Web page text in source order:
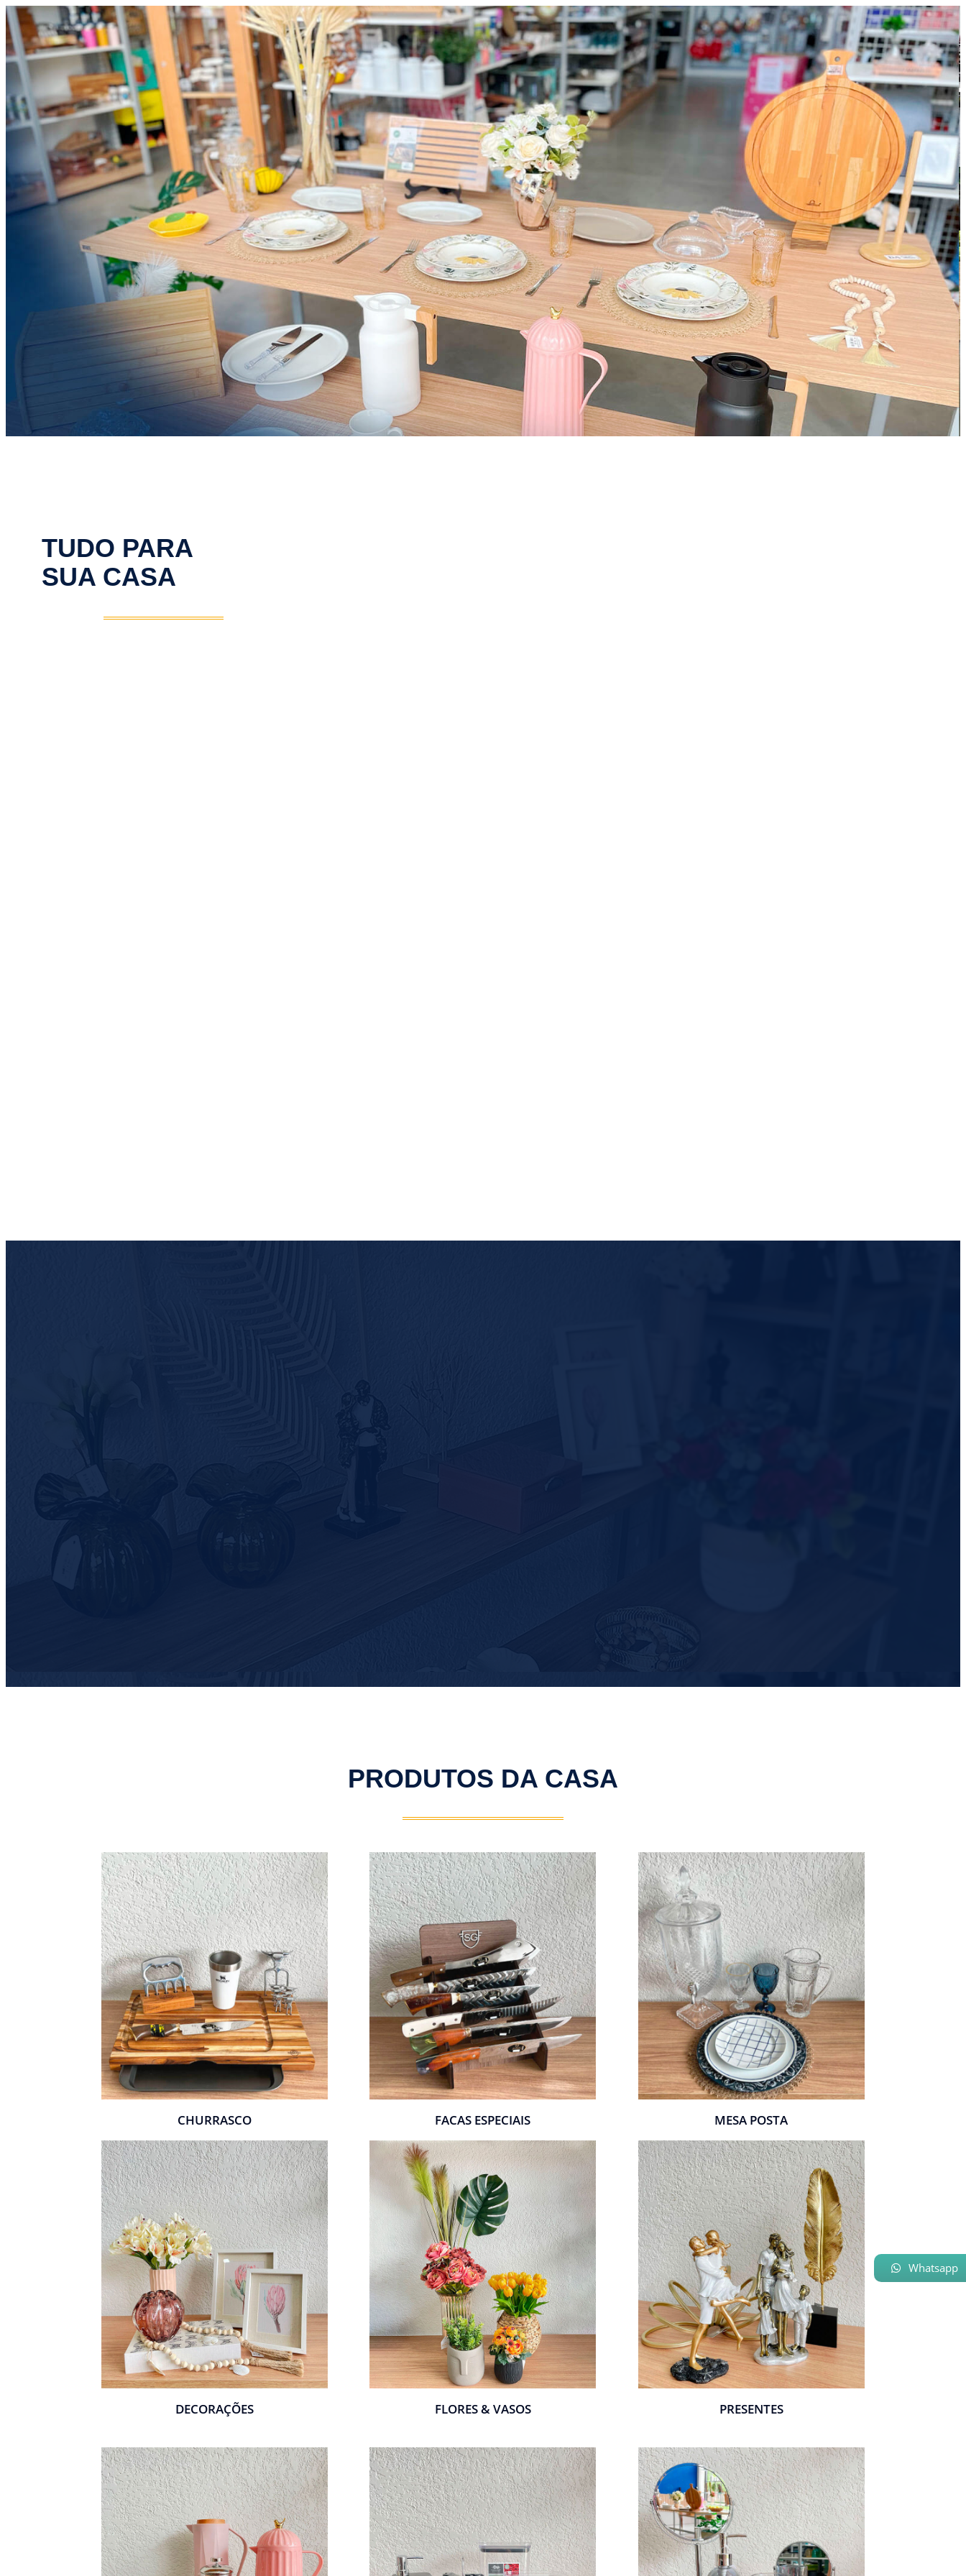
Whatsapp
TUDO PARA
SUA CASA
PRODUTOS DA CASA
CHURRASCO
DECORAÇÕES
FACAS ESPECIAIS
FLORES & VASOS
MESA POSTA
PRESENTES